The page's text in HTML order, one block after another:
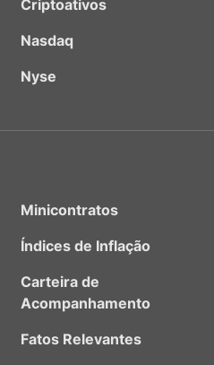
Criptoativos
Nasdaq
Nyse
Minicontratos
Índices de Inflação
Carteira de
Acompanhamento
Fatos Relevantes